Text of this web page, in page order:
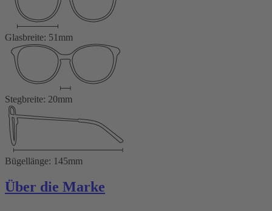
Glasbreite: 51mm
Stegbreite: 20mm
Bügellänge: 145mm
Über die Marke